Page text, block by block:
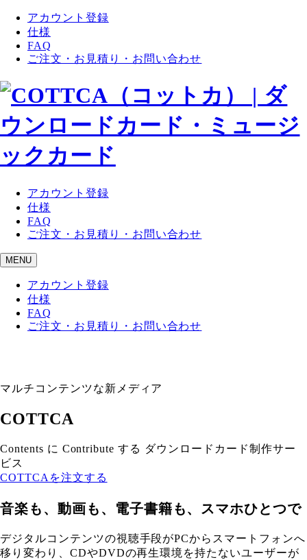
アカウント登録
仕様
FAQ
ご注文・お見積り・お問い合わせ
アカウント登録
仕様
FAQ
ご注文・お見積り・お問い合わせ
MENU
アカウント登録
仕様
FAQ
ご注文・お見積り・お問い合わせ
マルチコンテンツな新メディア
COTTCA
Contents に Contribute する ダウンロードカード制作サー
ビス
COTTCAを注文する
音楽も、動画も、電子書籍も、スマホひとつで
デジタルコンテンツの視聴手段がPCからスマートフォンへ
移り変わり、CDやDVDの再生環境を持たないユーザーが